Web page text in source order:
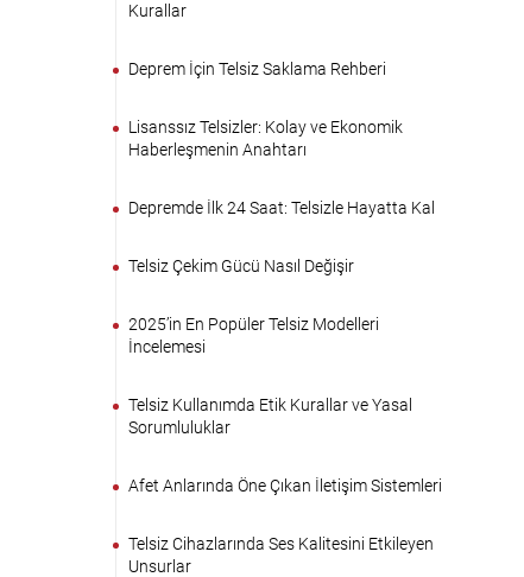
Kurallar
Deprem İçin Telsiz Saklama Rehberi
Lisanssız Telsizler: Kolay ve Ekonomik
Haberleşmenin Anahtarı
Depremde İlk 24 Saat: Telsizle Hayatta Kal
Telsiz Çekim Gücü Nasıl Değişir
2025’in En Popüler Telsiz Modelleri
İncelemesi
Telsiz Kullanımda Etik Kurallar ve Yasal
Sorumluluklar
Afet Anlarında Öne Çıkan İletişim Sistemleri
Telsiz Cihazlarında Ses Kalitesini Etkileyen
Unsurlar